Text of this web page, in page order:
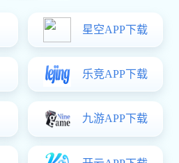
01 09:20 点击量：次
国际 - 豪运国际 助力，江苏
际杯江苏省第七届企业家垂钓
的影响，欢聚一堂，其乐融
林、江苏省体育总会副主席高